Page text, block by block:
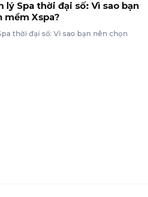
lý Spa thời đại số: Vì sao bạn
mềm Xspa?
thời đại số: Vì sao bạn nên chọn